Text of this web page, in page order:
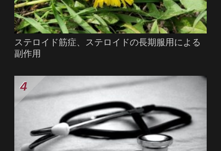
ステロイド筋症、ステロイドの長期服用による
副作用